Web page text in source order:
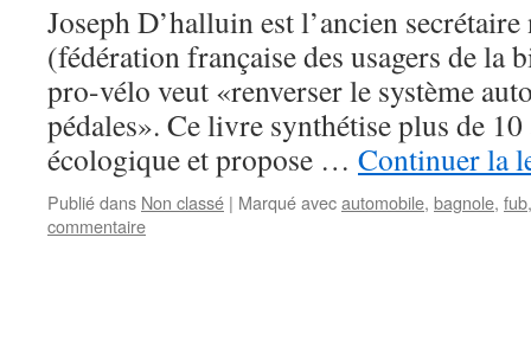
Joseph D’halluin est l’ancien
(fédération française des usagers de la
pro-vélo veut «renverser le système
pédales». Ce livre synthétise plus de
écologique et propose … Continuer la
Publié dans Non classé | Marqué avecautomobile, bagnole, fub
commentaire